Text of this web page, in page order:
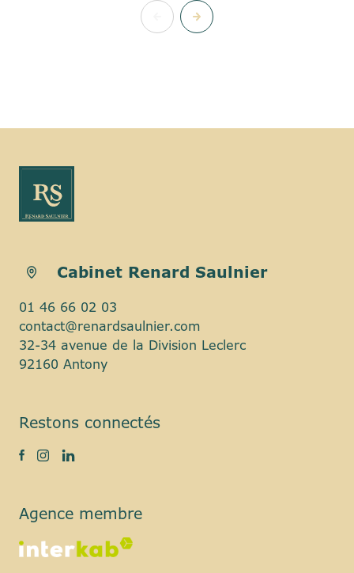
Cabinet Renard Saulnier
01 46 66 02 03
contact@renardsaulnier.com
32-34 avenue de la Division Leclerc
92160 Antony
Restons connectés
Agence membre